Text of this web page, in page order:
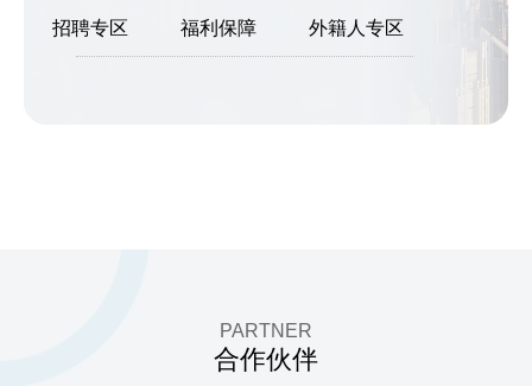
招聘专区 福利保障 外籍人专区
PARTNER
合作伙伴